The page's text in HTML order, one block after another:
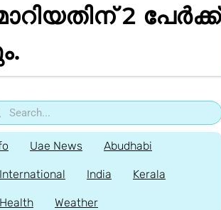
2 പേർക്ക്
Uae News Abudhabi
International India Kerala
Health Weather